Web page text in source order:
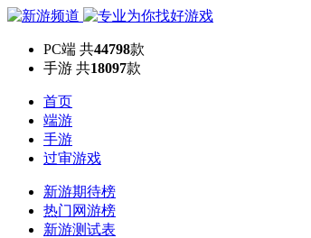
PC端 共44798款
手游 共18097款
首页
端游
手游
过审游戏
新游期待榜
热门网游榜
新游测试表